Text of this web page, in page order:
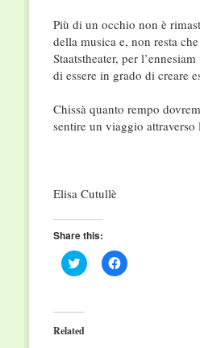
Più di un occhio non è
della musica e, non resta
Staatstheater, per
di essere in grado di creare
Chissà quanto rempo
sentire un viaggio attraverso
Elisa Cutullè
Share this:
Click
to
(Opens
in
new
Click
to
Related